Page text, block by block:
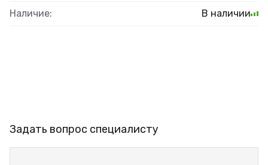
Наличие: В наличии
Задать вопрос специалисту